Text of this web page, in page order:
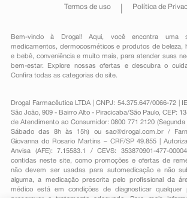
Termos de uso Política de
Bem-vindo à Drogal! Aqui, você encontra uma
medicamentos , dermocosméticos e produtos de beleza,
e bebê, conveniênciae muito mais, para atender suas
bem-estar. Explore nossas ofertas e descubra o
Confira todas as categorias do site.
Drogal Farmacêutica LTDA | CNPJ: 54.375.647/0066-72 |
São João, 909 - Bairro Alto - Piracicaba/São Paulo, CEP:
de Atendimento ao Consumidor: 0800 771 2120
Sábado das 8h às 15h) ou sac@drogal.com.br/
Giovanna do Rosario Martins – CRF/SP 49.855 |
Anvisa (AFE): 7.15583.1 / CEVS: 353870901-477-
contidas neste site, como promoções e ofertas de
não devem ser usadas para automedicação e não
alguma, a medicação prescrita pelo profissional da
médico está em condições de diagnosticar